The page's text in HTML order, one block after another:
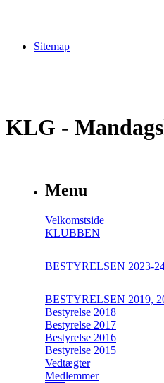
Sitemap
KLG -
Menu
Velkomstside
KLUBBEN
BESTYRELSEN 2023-
BESTYRELSEN 2019,
Bestyrelse 2018
Bestyrelse 2017
Bestyrelse 2016
Bestyrelse 2015
Vedtægter
Medlemmer